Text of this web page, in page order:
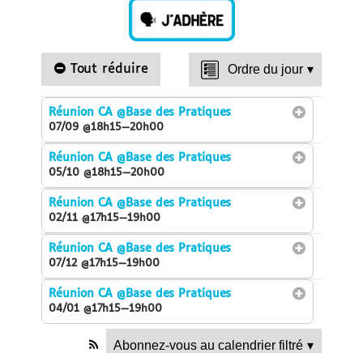
Tout réduire Ordre du jour ▾
Réunion CA@Base des Pratiques
07/09 @18h15—20h00
Réunion CA@Base des Pratiques
05/10 @18h15—20h00
Réunion CA@Base des Pratiques
02/11 @17h15—19h00
Réunion CA@Base des Pratiques
07/12 @17h15—19h00
Réunion CA@Base des Pratiques
04/01 @17h15—19h00
Abonnez-vous au calendrier filtré ▾